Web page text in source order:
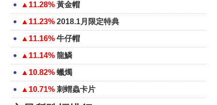
▲11.28% 黃金帽
▲11.23% 2018.1月限定特典
▲11.16% 牛仔帽
▲11.14% 龍鱗
▲10.82% 蠟燭
▲10.71% 刺蝟蟲卡片